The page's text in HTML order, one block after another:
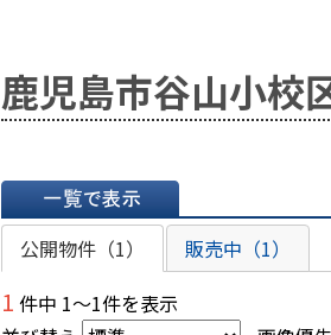
鹿児島市谷山小校
一覧で表示
公開物件（1） 販売中（1）
1 件中 1～1件を表示